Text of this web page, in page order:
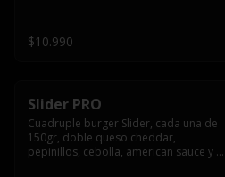
$10.990
Slider PRO
Cuadruple burger Slider, cada una de
150gr, doble queso cheddar,
pepinillos, cebolla, american sauce y